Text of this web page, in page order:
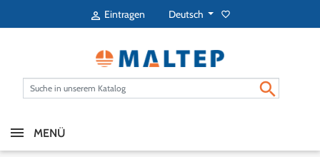
 Eintragen Deutsch favorite_border

MENÜ